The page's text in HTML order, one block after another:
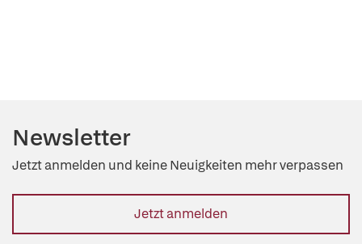
Newsletter
Jetzt anmelden und keine Neuigkeiten mehr verpassen
Jetzt anmelden